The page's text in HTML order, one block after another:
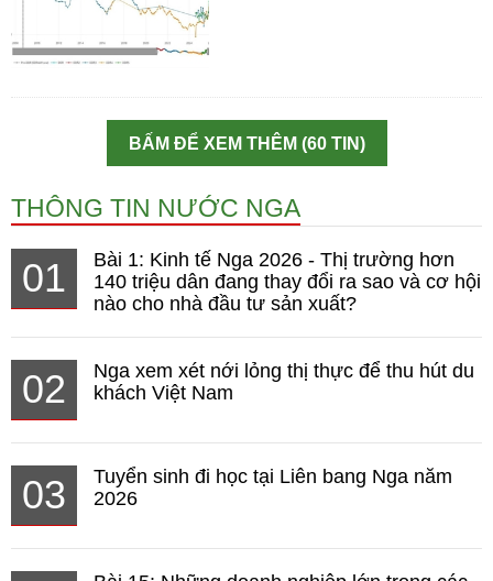
BẤM ĐỂ XEM THÊM (60 TIN)
THÔNG TIN NƯỚC NGA
01
Bài 1: Kinh tế Nga 2026 - Thị trường hơn
140 triệu dân đang thay đổi ra sao và cơ hội
nào cho nhà đầu tư sản xuất?
02
Nga xem xét nới lỏng thị thực để thu hút du
khách Việt Nam
03
Tuyển sinh đi học tại Liên bang Nga năm
2026